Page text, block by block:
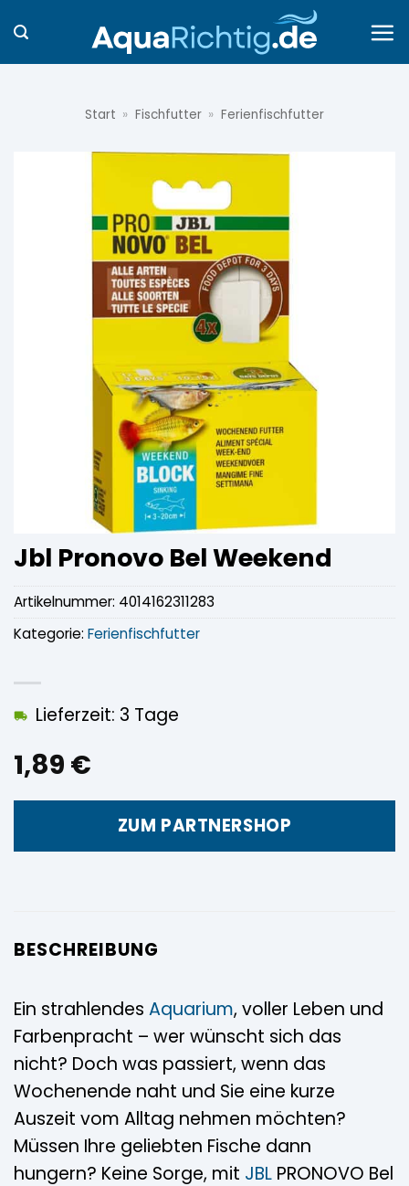
Inhalt
springen
Start » Fischfutter » Ferienfischfutter
Jbl Pronovo Bel Weekend
1,89 €
Lieferzeit: 3 Tage
ZUM PARTNERSHOP
Artikelnummer: 4014162311283
Kategorie: Ferienfischfutter
BESCHREIBUNG
Ein strahlendes Aquarium, voller Leben und
Farbenpracht – wer wünscht sich das
nicht? Doch was passiert, wenn das
Wochenende naht und Sie eine kurze
Auszeit vom Alltag nehmen möchten?
Müssen Ihre geliebten Fische dann
hungern? Keine Sorge, mit JBL PRONOVO Bel